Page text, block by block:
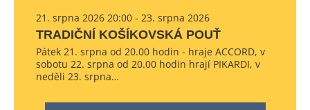
21. srpna 2026 20:00 - 23. srpna 2026
TRADIČNÍ KOŠÍKOVSKÁ POUŤ
Pátek 21. srpna od 20.00 hodin - hraje ACCORD, v
sobotu 22. srpna od 20.00 hodin hrají PIKARDI, v
neděli 23. srpna…